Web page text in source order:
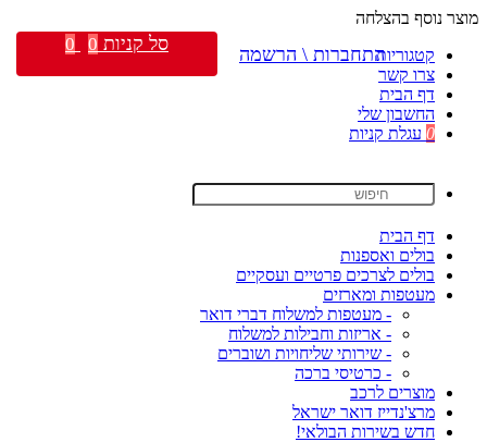
מוצר נוסף בהצלחה
קטגוריות
צרו קשר
דף הבית
החשבון שלי
0 עגלת קניות
דף הבית
בולים ואספנות
בולים לצרכים פרטיים ועסקיים
מעטפות ומארזים
- מעטפות למשלוח דברי דואר
- אריזות וחבילות למשלוח
- שירותי שליחויות ושוברים
- כרטיסי ברכה
מוצרים לרכב
מרצ'נדייז דואר ישראל
חדש בשירות הבולאי!
התחברות \ הרשמה סל קניות 0
0